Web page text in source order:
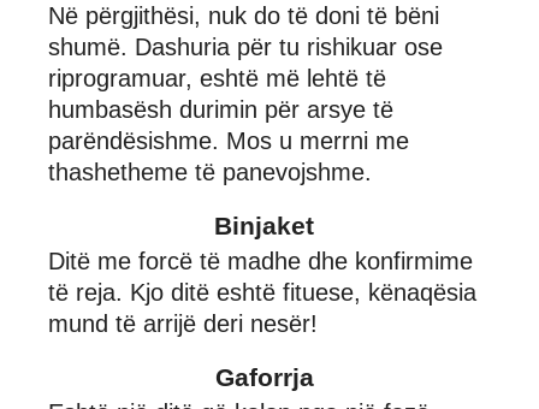
Në përgjithësi, nuk do të doni të bëni
shumë. Dashuria për tu rishikuar ose
riprogramuar, eshtë më lehtë të
humbasësh durimin për arsye të
parëndësishme. Mos u merrni me
thashetheme të panevojshme.
Binjaket
Ditë me forcë të madhe dhe konfirmime
të reja. Kjo ditë eshtë fituese, kënaqësia
mund të arrijë deri nesër!
Gaforrja